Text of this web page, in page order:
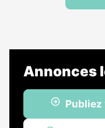
Annonces
Publiez